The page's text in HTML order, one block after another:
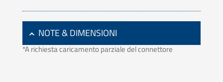
NOTE & DIMENSIONI
*A richiesta caricamento parziale del connettore